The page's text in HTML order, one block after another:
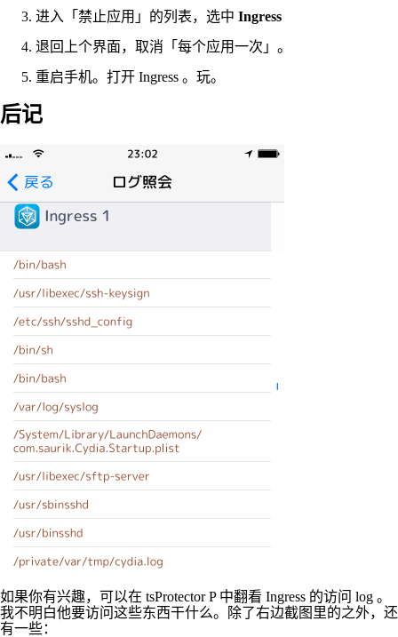
进入「禁止应用」的列表，选中 Ingress
退回上个界面，取消「每个应用一次」。
重启手机。打开 Ingress 。玩。
后记
如果你有兴趣，可以在 tsProtector P 中翻看 Ingress 的访问 log 。
我不明白他要访问这些东西干什么。除了右边截图里的之外，还
有一些：